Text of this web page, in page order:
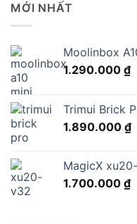
MỚI NHẤT
Moolinbox
1.290.000 ₫
Trimui Brick
1.890.000 ₫
MagicX
1.700.000 ₫